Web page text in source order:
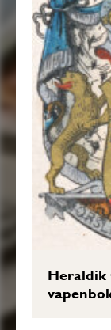
Heraldik